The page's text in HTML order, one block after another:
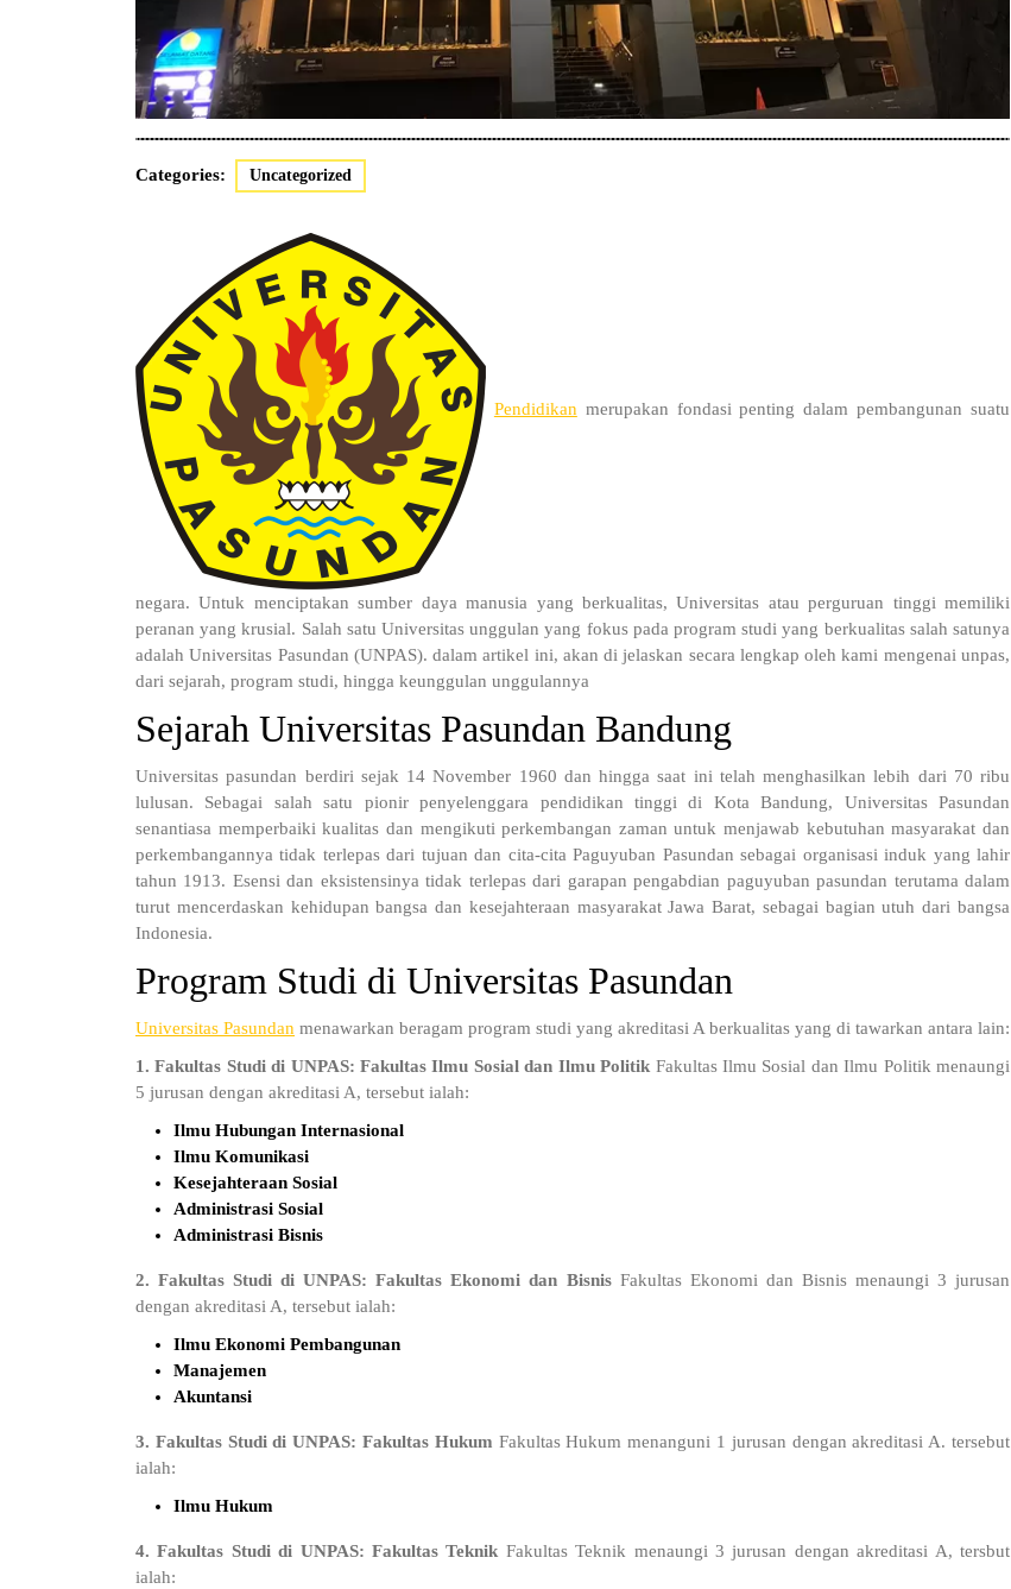
Categories: Uncategorized
Pendidikanmerupakan fondasi penting dalam pembangunan suatu
negara. Untuk menciptakan sumber daya manusia yang berkualitas, Universitas atau perguruan tinggi memiliki
peranan yang krusial. Salah satu Universitas unggulan yang fokus pada program studi yang berkualitas salah satunya
adalah Universitas Pasundan (UNPAS). dalam artikel ini, akan di jelaskan secara lengkap oleh kami mengenai unpas,
dari sejarah, program studi, hingga keunggulan unggulannya
Sejarah Universitas Pasundan Bandung
Universitas pasundan berdiri sejak 14 November 1960 dan hingga saat ini telah menghasilkan lebih dari 70 ribu
lulusan. Sebagai salah satu pionir penyelenggara pendidikan tinggi di Kota Bandung, Universitas Pasundan
senantiasa memperbaiki kualitas dan mengikuti perkembangan zaman untuk menjawab kebutuhan masyarakat dan
perkembangannya tidak terlepas dari tujuan dan cita-cita Paguyuban Pasundan sebagai organisasi induk yang lahir
tahun 1913. Esensi dan eksistensinya tidak terlepas dari garapan pengabdian paguyuban pasundan terutama dalam
turut mencerdaskan kehidupan bangsa dan kesejahteraan masyarakat Jawa Barat, sebagai bagian utuh dari bangsa
Indonesia.
Program Studi di Universitas Pasundan
Universitas Pasundan menawarkan beragam program studi yang akreditasi A berkualitas yang di tawarkan antara lain:
1. Fakultas Studi di UNPAS: Fakultas Ilmu Sosial dan Ilmu Politik Fakultas Ilmu Sosial dan Ilmu Politik menaungi
5 jurusan dengan akreditasi A, tersebut ialah:
Ilmu Hubungan Internasional
Ilmu Komunikasi
Kesejahteraan Sosial
Administrasi Sosial
Administrasi Bisnis
2. Fakultas Studi di UNPAS: Fakultas Ekonomi dan BisnisFakultas Ekonomi dan Bisnis menaungi 3 jurusan
dengan akreditasi A, tersebut ialah:
Ilmu Ekonomi Pembangunan
Manajemen
Akuntansi
3. Fakultas Studi di UNPAS: Fakultas Hukum Fakultas Hukum menanguni 1 jurusan dengan akreditasi A. tersebut
ialah:
Ilmu Hukum
4. Fakultas Studi di UNPAS: Fakultas Teknik Fakultas Teknik menaungi 3 jurusan dengan akreditasi A, tersbut
ialah: